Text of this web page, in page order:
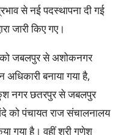
से नई पदस्थापना दी गई
जारी किए गए।
को जबलपुर से अशोकनगर
बनाया गया है,
नगर छतरपुर से जबलपुर
को पंचायत राज संचालनालय
गया है। वहीं श्री गणेश